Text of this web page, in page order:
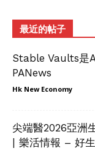
最近的帖子
Stable Vaults是
PANews
Hk New Economy
尖端醫2026亞洲
| 樂活情報 – 好